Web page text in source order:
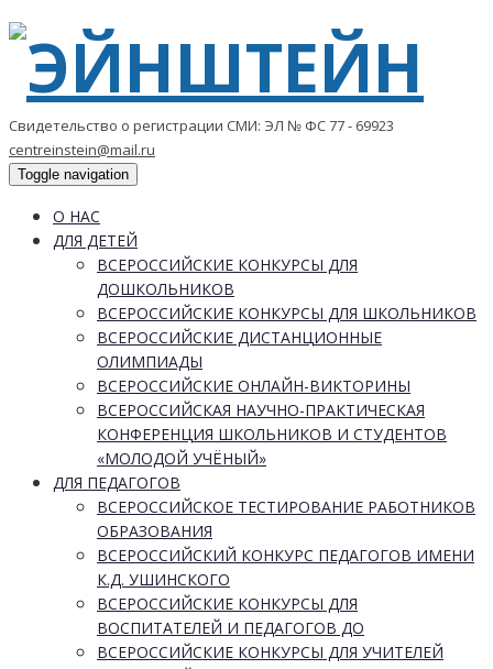
Свидетельство о регистрации СМИ: ЭЛ № ФС 77 - 69923
centreinstein@mail.ru
Toggle navigation
О НАС
ДЛЯ ДЕТЕЙ
ВСЕРОССИЙСКИЕ КОНКУРСЫ ДЛЯ
ДОШКОЛЬНИКОВ
ВСЕРОССИЙСКИЕ КОНКУРСЫ ДЛЯ ШКОЛЬНИКОВ
ВСЕРОССИЙСКИЕ ДИСТАНЦИОННЫЕ
ОЛИМПИАДЫ
ВСЕРОССИЙСКИЕ ОНЛАЙН-ВИКТОРИНЫ
ВСЕРОССИЙСКАЯ НАУЧНО-ПРАКТИЧЕСКАЯ
КОНФЕРЕНЦИЯ ШКОЛЬНИКОВ И СТУДЕНТОВ
«МОЛОДОЙ УЧЁНЫЙ»
ДЛЯ ПЕДАГОГОВ
ВСЕРОССИЙСКОЕ ТЕСТИРОВАНИЕ РАБОТНИКОВ
ОБРАЗОВАНИЯ
ВСЕРОССИЙСКИЙ КОНКУРС ПЕДАГОГОВ ИМЕНИ
К.Д. УШИНСКОГО
ВСЕРОССИЙСКИЕ КОНКУРСЫ ДЛЯ
ВОСПИТАТЕЛЕЙ И ПЕДАГОГОВ ДО
ВСЕРОССИЙСКИЕ КОНКУРСЫ ДЛЯ УЧИТЕЛЕЙ